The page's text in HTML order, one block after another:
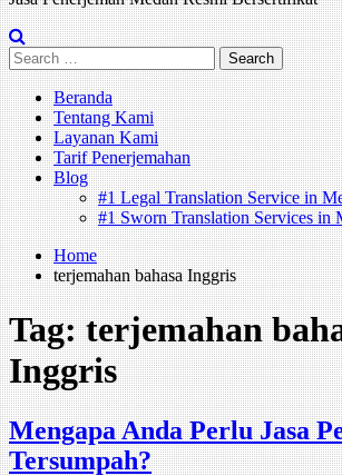
Search
for:
Beranda
Tentang Kami
Layanan Kami
Tarif Penerjemahan
Blog
#1 Legal Translation Service in
#1 Sworn Translation Services in
Home
terjemahan bahasa Inggris
Tag:terjemahan
Inggris
Mengapa Anda Perlu Jasa
Tersumpah?